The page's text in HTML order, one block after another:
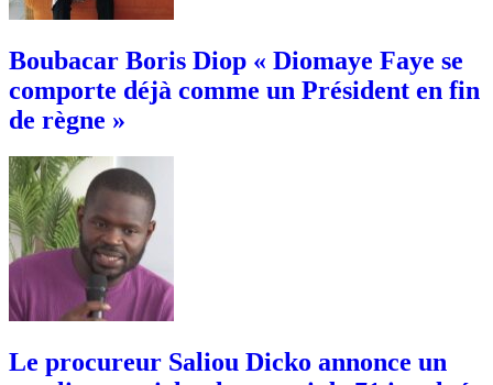
Boubacar Boris Diop « Diomaye Faye se
comporte déjà comme un Président en fin
de règne »
Le procureur Saliou Dicko annonce un